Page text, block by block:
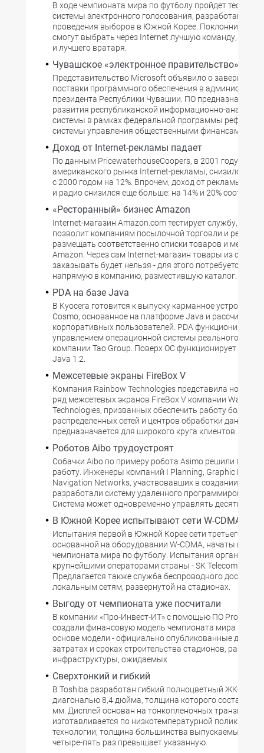
В ходе чемпионата мира по футболу пройдет
системы электронного голосования, разработанной
проведения выборов в Южной Корее. Поклонники
смогут выбрать через Internet лучшую команду,
и лучшего вратаря.
Чувашское «электронное правительство»
Представительство Microsoft объявило о завершении
поставки программного обеспечения в
президента Республики Чувашии. ПО предназначено
развития республиканской информационно-
системы в рамках федеральной программы
системы управления общественными финансами.
Доход от Internet-рекламы падает
По данным PricewaterhouseCoopers, в 2001 году
американского рынка Internet-рекламы, снизился по
с 2000 годом на 12%. Впрочем, доход от рекламы на
и радио снизился еще больше: на 14% и 20%
«Ресторанный» бизнес Amazon
Internet-магазин Amazon.com тестирует службу,
позволит компаниям посылочной торговли и
размещать соответственно списки товаров и меню на
Amazon. Через сам Internet-магазин товары из списка
заказывать будет нельзя - для этого потребуется
напрямую в компанию, разместившую каталог.
PDA на базе Java
В Kyocera готовится к выпуску карманное устройство
Cosmo, основанное на платформе Java и
корпоративных пользователей. PDA функционирует
управлением операционной системы реального
компании Tao Group. Поверх ОС функционирует среда
Java 1.2.
Межсетевые экраны FireBox V
Компания Rainbow Technologies представила новый
ряд межсетевых экранов FireBox V компании
Technologies, призванных обеспечить работу больших
распределенных сетей и центров обработки данных и
предназначается для широкого круга клиентов.
Роботов Aibo трудоустроят
Собачки Aibo по примеру робота Asimo решили
работу. Инженеры компаний I Planning, Graphic
Navigation Networks, участвовавших в создании Aibo,
разработали систему удаленного программирования
Система может одновременно управлять десятью
В Южной Корее испытывают сети W-CDMA
Испытания первой в Южной Корее сети третьего
основанной на оборудовании W-CDMA, начаты в
чемпионата мира по футболу. Испытания
крупнейшими операторами страны - SK Telecom и
Предлагается также служба беспроводного доступа к
локальным сетям, развернутой на стадионах.
Выгоду от чемпионата уже посчитали
В компании «Про-Инвест-ИТ» с помощью ПО Project
создали финансовую модель чемпионата мира по
основе модели - официально опубликованные
затратах и сроках строительства стадионов,
инфраструктуры, ожидаемых
Сверхтонкий и гибкий
В Toshiba разработан гибкий полноцветный ЖК-
диагональю 8,4 дюйма, толщина которого составляет
мм. Дисплей основан на тонкопленочных
изготавливается по низкотемпературной
технологии; толщина большинства выпускаемых ЖК-
четыре-пять раз превышает указанную.